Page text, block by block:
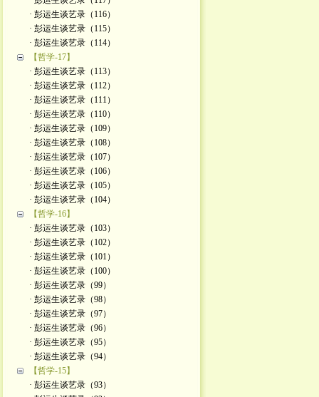
· 彭运生谈艺录（116）
· 彭运生谈艺录（115）
· 彭运生谈艺录（114）
【哲学-17】
· 彭运生谈艺录（113）
· 彭运生谈艺录（112）
· 彭运生谈艺录（111）
· 彭运生谈艺录（110）
· 彭运生谈艺录（109）
· 彭运生谈艺录（108）
· 彭运生谈艺录（107）
· 彭运生谈艺录（106）
· 彭运生谈艺录（105）
· 彭运生谈艺录（104）
【哲学-16】
· 彭运生谈艺录（103）
· 彭运生谈艺录（102）
· 彭运生谈艺录（101）
· 彭运生谈艺录（100）
· 彭运生谈艺录（99）
· 彭运生谈艺录（98）
· 彭运生谈艺录（97）
· 彭运生谈艺录（96）
· 彭运生谈艺录（95）
· 彭运生谈艺录（94）
【哲学-15】
· 彭运生谈艺录（93）